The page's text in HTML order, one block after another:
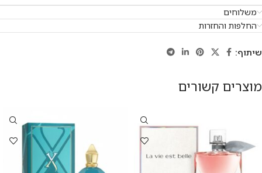
משלוחים
החלפות והחזרות
שיתוף:
מוצרים קשורים